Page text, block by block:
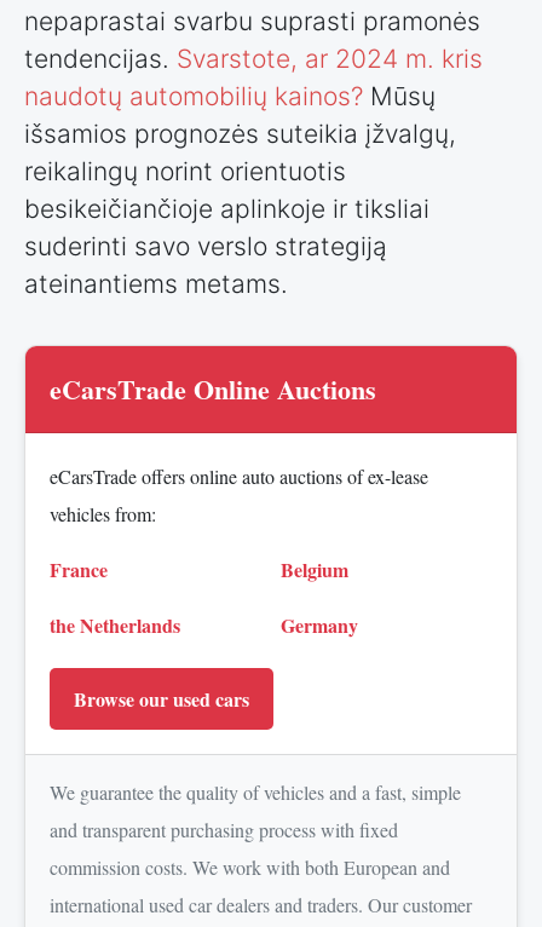
nepaprastai svarbu suprasti pramonės
tendencijas. Svarstote, ar 2024 m. kris
naudotų automobilių kainos? Mūsų
išsamios prognozės suteikia įžvalgų,
reikalingų norint orientuotis
besikeičiančioje aplinkoje ir tiksliai
suderinti savo verslo strategiją
ateinantiems metams.
eCarsTrade Online Auctions
eCarsTrade offers online auto auctions of ex-lease
vehicles from:
France
Belgium
the Netherlands
Germany
Browse our used cars
We guarantee the quality of vehicles and a fast, simple
and transparent purchasing process with fixed
commission costs. We work with both European and
international used car dealers and traders. Our customer